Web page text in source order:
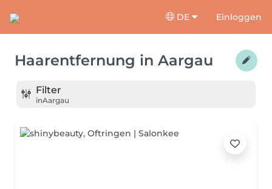
DE Einloggen
Haarentfernung in Aargau
Filter
inAargau